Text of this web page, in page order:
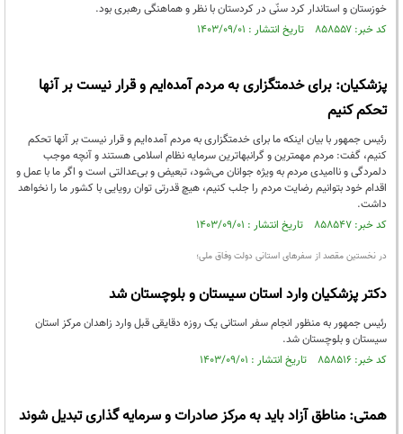
خوزستان و استاندار کرد سنّی در کردستان با نظر و هماهنگی رهبری بود.
کد خبر: ۸۵۸۵۵۷ تاریخ انتشار : ۱۴۰۳/۰۹/۰۱
پزشکیان: برای خدمتگزاری به مردم آمده‌ایم و قرار نیست بر آنها
تحکم کنیم
رئیس جمهور با بیان اینکه ما برای خدمتگزاری به مردم آمده‌ایم و قرار نیست بر آنها تحکم
کنیم، گفت: مردم مهمترین و گرانبهاترین سرمایه نظام اسلامی هستند و آنچه موجب
دلمردگی و ناامیدی مردم به ویژه جوانان می‌شود، تبعیض و بی‌عدالتی است و اگر ما با عمل و
اقدام خود بتوانیم رضایت مردم را جلب کنیم، هیچ قدرتی توان رویایی با کشور ما را نخواهد
داشت.
کد خبر: ۸۵۸۵۴۷ تاریخ انتشار : ۱۴۰۳/۰۹/۰۱
در نخستین مقصد از سفرهای استانی دولت وفاق ملی؛
دکتر پزشکیان وارد استان سیستان و بلوچستان شد
رئیس جمهور به منظور انجام سفر استانی یک روزه دقایقی قبل وارد زاهدان مرکز استان
سیستان و بلوچستان شد.
کد خبر: ۸۵۸۵۱۶ تاریخ انتشار : ۱۴۰۳/۰۹/۰۱
همتی: مناطق آزاد باید به مرکز صادرات و سرمایه گذاری تبدیل شوند